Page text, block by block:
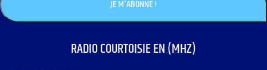
RADIO COURTOISIE EN (MHZ)